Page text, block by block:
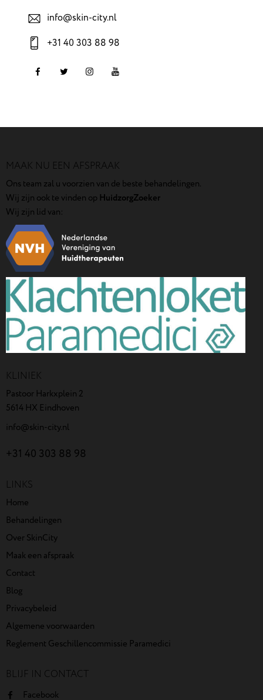
info@skin-city.nl
+31 40 303 88 98
MAAK NU EEN AFSPRAAK
Ons team zal u voorzien van de beste behandelingen.
Wij zijn ook te vinden op HuidzorgZoeker
Wij zijn lid van:
KLINIEK
Pastoor Harkxplein 2
5614 HX Eindhoven
info@skin-city.nl
+31 40 303 88 98
LINKS
Home
Behandelingen
Over SkinCity
Maak een afspraak
Contact
Blog
Privacybeleid
Algemene voorwaarden
Reglement Geschillencommissie Paramedici
BLIJF IN CONTACT
Facebook